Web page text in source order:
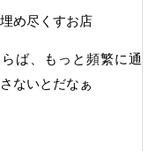
め尽くすお店
ば、もっと頻繁に通
ないとだなぁ